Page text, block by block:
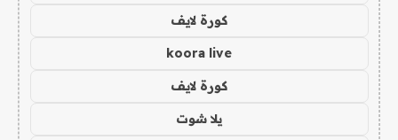
كورة لايف
koora live
كورة لايف
يلا شوت